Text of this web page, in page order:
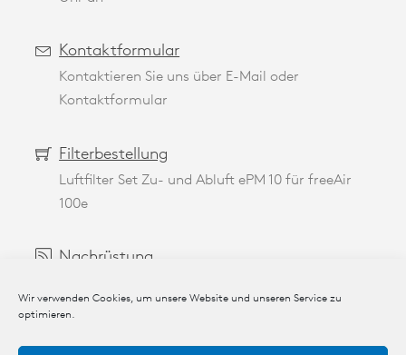
Wir verwenden Cookies, um unsere Website und unseren Service zu
optimieren.
Kontaktformular
Kontaktieren Sie uns über E-Mail oder
Kontaktformular
Filterbestellung
Luftfilter Set Zu- und Abluft ePM 10 für freeAir
100e
Nachrüstung